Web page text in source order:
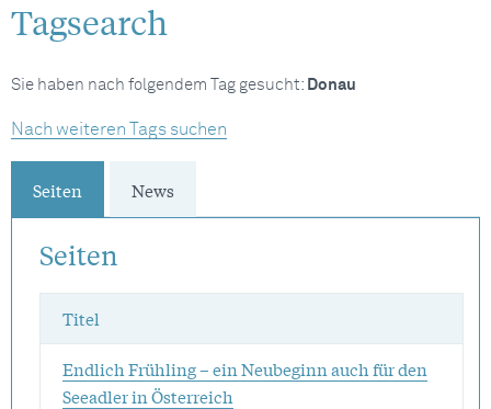
Tagsearch
Sie haben nach folgendem Tag gesucht: Donau
Nach weiteren Tags suchen
Seiten News
Seiten
Titel
Endlich Frühling – ein Neubeginn auch für den
Seeadler in Österreich